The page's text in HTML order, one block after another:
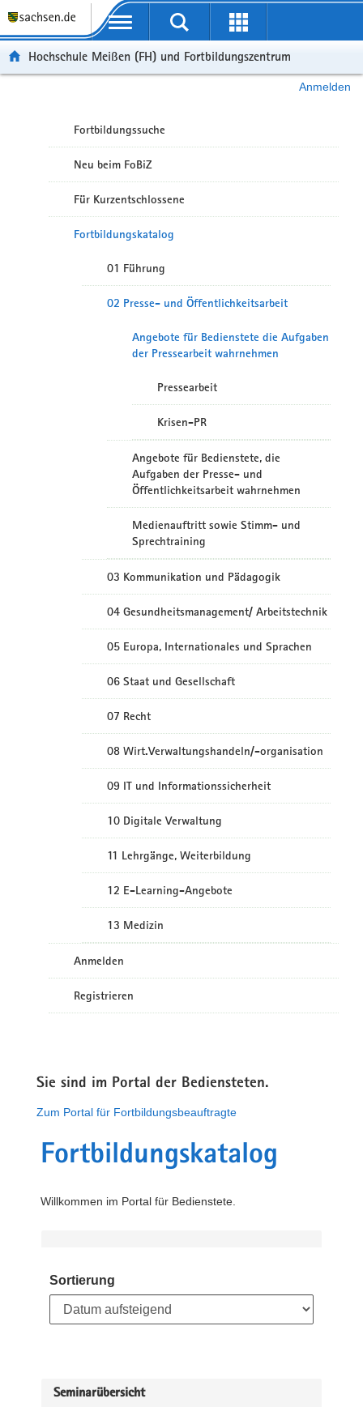
Portalübergreifende Navigation
Hochschule Meißen (FH) und Fortbildungszentrum
Anmelden
Fortbildungssuche
Neu beim FoBiZ
Für Kurzentschlossene
Fortbildungskatalog
01 Führung
02 Presse- und Öffentlichkeitsarbeit
Angebote für Bedienstete die Aufgaben
der Pressearbeit wahrnehmen
Pressearbeit
Krisen-PR
Angebote für Bedienstete, die
Aufgaben der Presse- und
Öffentlichkeitsarbeit wahrnehmen
Medienauftritt sowie Stimm- und
Sprechtraining
03 Kommunikation und Pädagogik
04 Gesundheitsmanagement/ Arbeitstechnik
05 Europa, Internationales und Sprachen
06 Staat und Gesellschaft
07 Recht
08 Wirt.Verwaltungshandeln/-organisation
09 IT und Informationssicherheit
10 Digitale Verwaltung
11 Lehrgänge, Weiterbildung
12 E-Learning-Angebote
13 Medizin
Anmelden
Registrieren
Sie sind im Portal der Bediensteten.
Zum Portal für Fortbildungsbeauftragte
Fortbildungskatalog
Willkommen im Portal für Bedienstete.
Sortierung
Seminarübersicht